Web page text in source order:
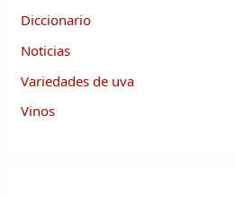
Diccionario
Noticias
Variedades de uva
Vinos